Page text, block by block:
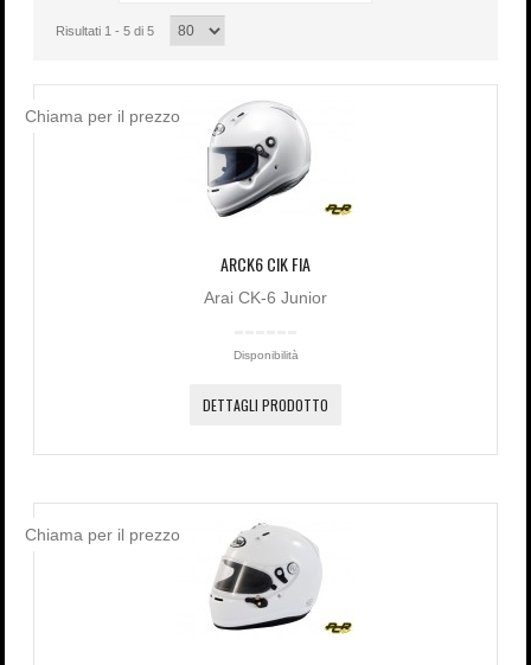
Risultati 1 - 5 di 5
Chiama per il prezzo
ARCK6 CIK FIA
Arai CK-6 Junior
Disponibilità
DETTAGLI PRODOTTO
Chiama per il prezzo
Nome utente dimenticato?